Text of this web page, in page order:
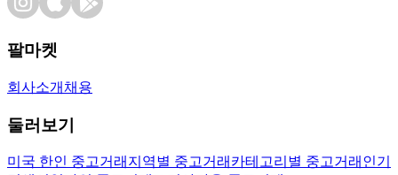
팔마켓
회사소개 채용
둘러보기
미국 한인 중고거래 지역별 중고거래 카테고리별 중고거래 인기